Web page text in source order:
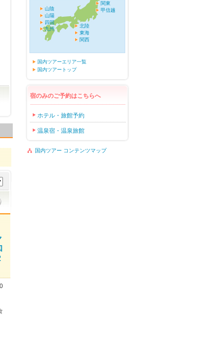
関東
甲信越
北陸
東海
関西
山陰
山陽
四国
九州
国内ツアーエリア一覧
国内ツアートップ
宿のみのご予約はこちらへ
ホテル・旅館予約
温泉宿・温泉旅館
国内ツアー コンテンツマップ